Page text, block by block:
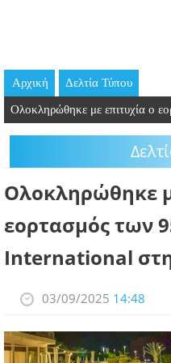
ΘΕΣΕΙΣ ΕΡΓΑΣΙΑΣ
PODCAST
ΛΑΡΝΑΚΑ 2030
ΣΥΝΔΕΣΜΟΙ
ΠΕΡΙΣΣΟΤΕΡΑ
Αρχική Δελτία Τύπου
Ολοκληρώθηκε με επιτυχία ο
Ολοκληρώθηκε
εορτασμός των
International
03/09/2025 14:48